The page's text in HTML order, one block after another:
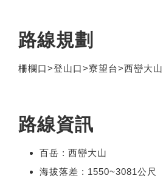
路線規劃
柵欄口>登山口>寮望台>西巒大
路線資訊
百岳 : 西巒大山
海拔落差 : 1550~3081公尺